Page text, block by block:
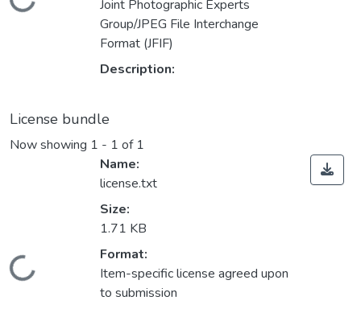
Loading...
Joint Photographic Experts
Group/JPEG File Interchange
Format (JFIF)
Description:
License bundle
Now showing 1 - 1 of 1
Loading...
Name:
license.txt
Size:
1.71 KB
Format:
Item-specific license agreed upon
to submission